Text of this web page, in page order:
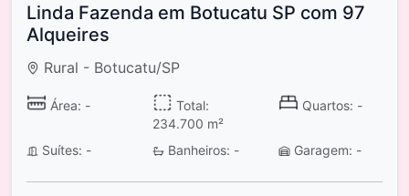
Linda Fazenda em Botucatu SP com 97
Alqueires
Rural - Botucatu/SP
Área: -
Total:
234.700 m²
Quartos: -
Suítes: - Banheiros: - Garagem: -